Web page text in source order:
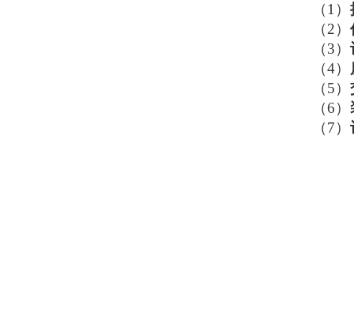
（1）
（2）
（3）
（4）
（5）
（6）
（7）